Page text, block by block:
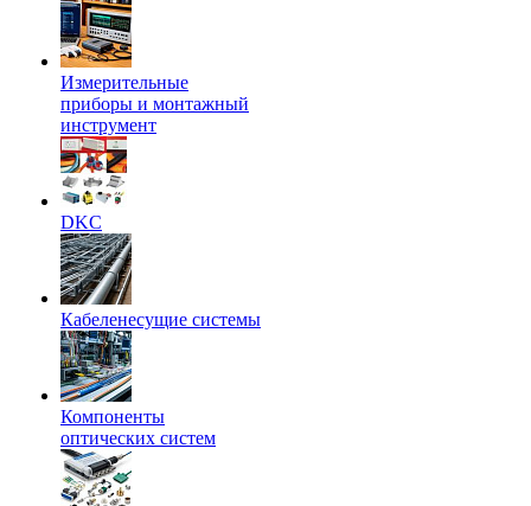
Измерительные
приборы и монтажный
инструмент
DKC
Кабеленесущие системы
Компоненты
оптических систем